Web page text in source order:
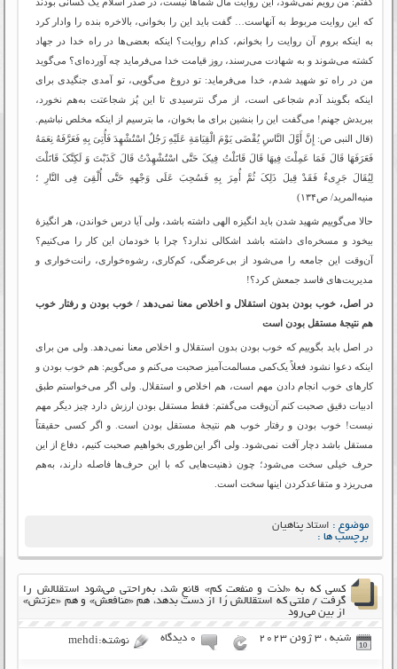
که این روایت مربوط به آنهاست… گفت باید این را بخوانی، بالاخره بنده را وادار کرد
به اینکه بروم آن روایت را بخوانم، کدام روایت؟ اینکه بعضی‌ها در راه خدا در جهاد
کشته می‌شوند و به شهادت می‌رسند، روز قیامت خدا می‌فرماید چه آورده‌ای؟ می‌گوید
من در راه تو شهید شدم، خدا می‌فرماید: تو دروغ می‌گویی، تو آمدی جنگیدی برای
اینکه بگویند آدم شجاعی است، از مرگ نترسیدی تا این پُز شجاعتت به‌هم نخورد،
ببریدش جهنم! می‌گفت این را بنشین برای ما بخوان، ما بترسیم از اینکه مخلص نباشیم.
(قال النبی ص: إِنَّ أَوَّلَ النَّاسِ یُقْضَى یَوْمَ الْقِیَامَةِ عَلَیْهِ رَجُلٌ اسْتُشْهِدَ فَأُتِیَ بِهِ فَعَرَّفَهُ نِعَمَهُ
فَعَرَفَهَا قَالَ فَمَا عَمِلْتَ فِیهَا قَالَ قَاتَلْتُ فِیکَ حَتَّى اسْتُشْهِدْتُ قَالَ کَذَبْتَ وَ لَکِنَّکَ قَاتَلْتَ
لِیُقَالَ جَرِی‏ءٌ فَقَدْ قِیلَ ذَلِکَ ثُمَّ أُمِرَ بِهِ فَسُحِبَ عَلَى وَجْههِ حَتَّى أُلْقِیَ فِی النَّارِ ؛
منیه‌المرید/ ص۱۳۴)
حالا می‌گوییم شهید شدن باید انگیزه الهی داشته باشد، ولی آیا درس خواندن، هر انگیزۀ
بیخود و مسخره‌ای داشته باشد اشکالی ندارد؟ چرا با خودمان این کار را می‌کنیم؟
آن‌وقت این جامعه را می‌شود از بی‌عرضگی، کم‌کاری، رشوه‌خواری، رانت‌خواری و
مدیریت‌های فاسد جمعش کرد؟!
در اصل، خوب بودن بدون استقلال و اخلاص معنا نمی‌دهد / خوب بودن و رفتار خوب
هم نتیجۀ مستقل بودن است
در اصل باید بگوییم که خوب بودن بدون استقلال و اخلاص معنا نمی‌دهد. ولی من برای
اینکه دعوا نشود فعلاً یک‌کمی مسالمت‌آمیز‌ صحبت می‌کنم و می‌گویم: هم خوب بودن و
کارهای خوب انجام دادن مهم است، هم اخلاص و استقلال. ولی اگر می‌خواستم طبق
ادبیات دقیق صحبت کنم آن‌وقت می‌گفتم: فقط مستقل بودن ارزش دارد چیز دیگر مهم
نیست! خوب بودن و رفتار خوب هم نتیجۀ مستقل بودن است. و اگر کسی حقیقتاً
مستقل باشد دچار آفت نمی‌شود. ولی اگر این‌طوری بخواهیم صحبت کنیم، دفاع از این
حرف خیلی سخت می‌شود؛ چون ذهنیت‌هایی که با این حرف‌ها فاصله دارند، به‌هم
می‌ریزد و متقاعدکردن اینها سخت است.
موضوع : استاد پناهیان
برچسب ها :
کسی که به «لذت و منفعتِ کم» قانع شد، به‌راحتی می‌شود استقلالش را
گرفت / ملتی که استقلالش را از دست بدهد، هم «منافعش» و هم «عزتش»
از بین می‌رود
شنبه ، 3 ژوئن 2023 ۰ دیدگاه نوشته:mehdi